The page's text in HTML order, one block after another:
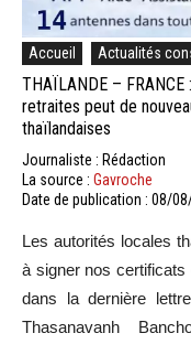
Accueil Actualités
THAÏLANDE –
retraites peut de
thaïlandaises
Journaliste : Rédaction
La source : Gavroche
Date de publication : 08/
Les autorités locales
à signer nos
dans la dernière
Thasanavanh